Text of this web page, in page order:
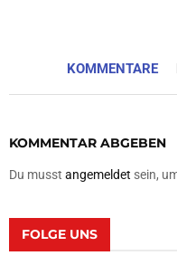
KOMMENTARE
KOMMENTAR ABGEBEN
Du musst angemeldet sein,
FOLGE UNS